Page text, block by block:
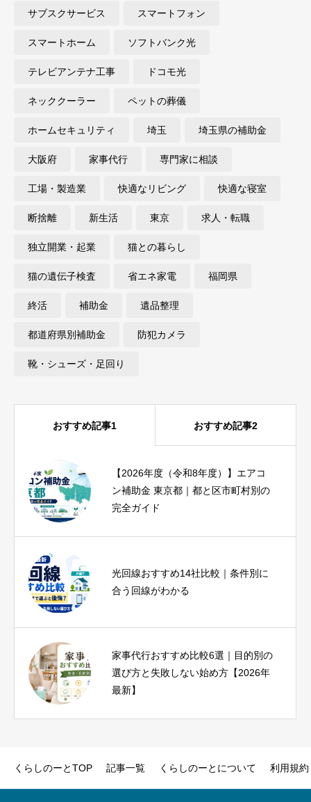
サブスクサービス スマートフォン
スマートホーム ソフトバンク光
テレビアンテナ工事 ドコモ光
ネッククーラー ペットの葬儀
ホームセキュリティ 埼玉 埼玉県の補助金
大阪府 家事代行 専門家に相談
工場・製造業 快適なリビング 快適な寝室
断捨離 新生活 東京 求人・転職
独立開業・起業 猫との暮らし
猫の遺伝子検査 省エネ家電 福岡県
終活 補助金 遺品整理
都道府県別補助金 防犯カメラ
靴・シューズ・足回り
おすすめ記事1 おすすめ記事2
【2026年度（令和8年度）】エアコ
ン補助金 東京都｜都と区市町村別の
完全ガイド
光回線おすすめ14社比較｜条件別に
合う回線がわかる
家事代行おすすめ比較6選｜目的別の
選び方と失敗しない始め方【2026年
最新】
iPhone17eとiPhoneSE3を比較｜SE3
ユーザーが1分で結論を出せる診断つ
き
ピラティス資格おすすめ比較｜種
類・費用・期間と失敗しない選び方
ヨガインストラクター資格は必要？
種類・費用・未経験から目指す方法
を解説
くらしのーとTOP 記事一覧 くらしのーとについて 利用規約